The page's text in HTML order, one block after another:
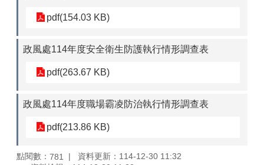
pdf(154.03 KB)
政風處114年度安全衛生防護執行情形調查表
pdf(263.67 KB)
政風處114年度職場霸凌防治執行情形調查表
pdf(213.86 KB)
點閱數： 781
資料更新：114-12-30 11:32